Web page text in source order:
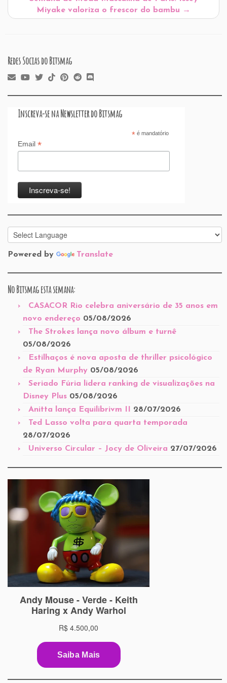
k
Miyake valoriza o frescor do bambu →
Redes Socias do Bitsmag
Inscreva-se na Newsletter do Bitsmag
*é mandatório
Email *
Powered by Translate
No Bitsmag esta semana:
CASACOR Rio celebra aniversário de 35 anos em
novo endereço 05/08/2026
The Strokes lança novo álbum e turnê
05/08/2026
Estilhaços é nova aposta de thriller psicológico
de Ryan Murphy 05/08/2026
Seriado Fúria lidera ranking de visualizações na
Disney Plus 05/08/2026
Anitta lança Equilibrivm II
28/07/2026
Ted Lasso volta para quarta temporada
28/07/2026
Universo Circular – Jocy de Oliveira 27/07/2026